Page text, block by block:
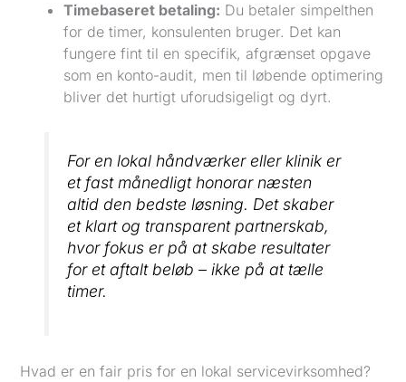
Timebaseret betaling: Du betaler simpelthen
for de timer, konsulenten bruger. Det kan
fungere fint til en specifik, afgrænset opgave
som en konto-audit, men til løbende optimering
bliver det hurtigt uforudsigeligt og dyrt.
For en lokal håndværker eller klinik er
et fast månedligt honorar næsten
altid den bedste løsning. Det skaber
et klart og transparent partnerskab,
hvor fokus er på at skabe resultater
for et aftalt beløb – ikke på at tælle
timer.
Hvad er en fair pris for en lokal servicevirksomhed?